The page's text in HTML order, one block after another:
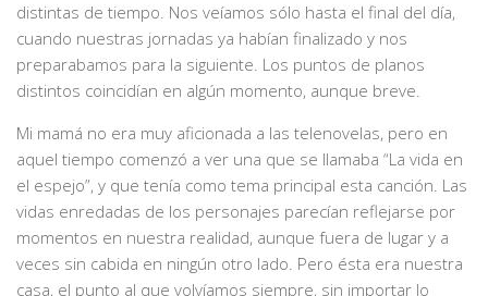
distintas de tiempo. Nos veíamos sólo hasta el final del día,
cuando nuestras jornadas ya habían finalizado y nos
preparabamos para la siguiente. Los puntos de planos
distintos coincidían en algún momento, aunque breve.
Mi mamá no era muy aficionada a las telenovelas, pero en
aquel tiempo comenzó a ver una que se llamaba “La vida en
el espejo”, y que tenía como tema principal esta canción. Las
vidas enredadas de los personajes parecían reflejarse por
momentos en nuestra realidad, aunque fuera de lugar y a
veces sin cabida en ningún otro lado. Pero ésta era nuestra
casa, el punto al que volvíamos siempre, sin importar lo